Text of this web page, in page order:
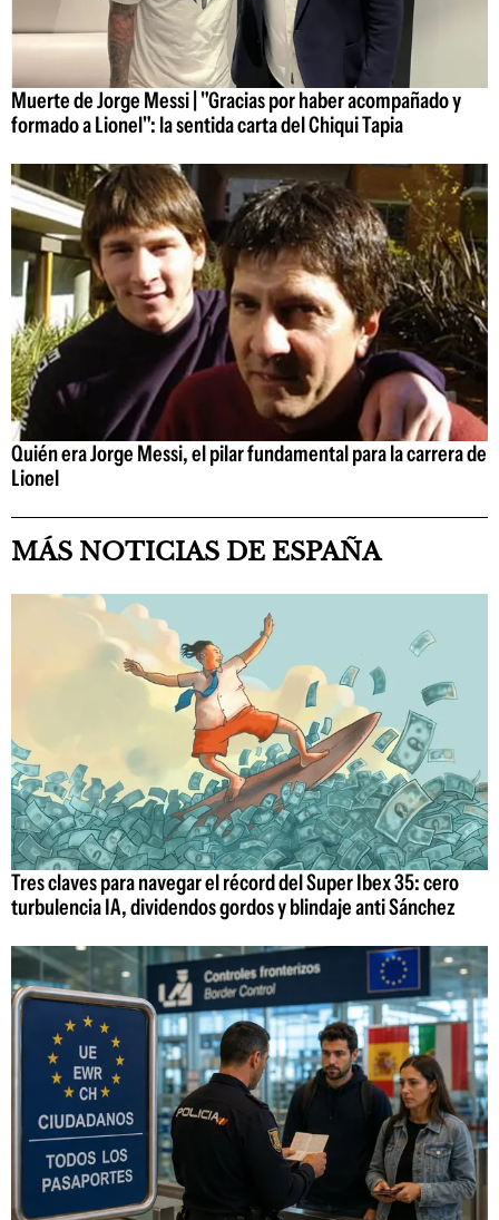
Muerte de Jorge Messi | "Gracias por haber acompañado y
formado a Lionel": la sentida carta del Chiqui Tapia
Quién era Jorge Messi, el pilar fundamental para la carrera de
Lionel
MÁS NOTICIAS DE ESPAÑA
Tres claves para navegar el récord del Super Ibex 35: cero
turbulencia IA, dividendos gordos y blindaje anti Sánchez